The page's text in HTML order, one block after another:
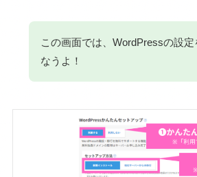
この画面では、WordPressの設定
なうよ！